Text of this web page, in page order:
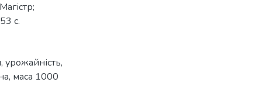
с.
урожайність,
маса 1000